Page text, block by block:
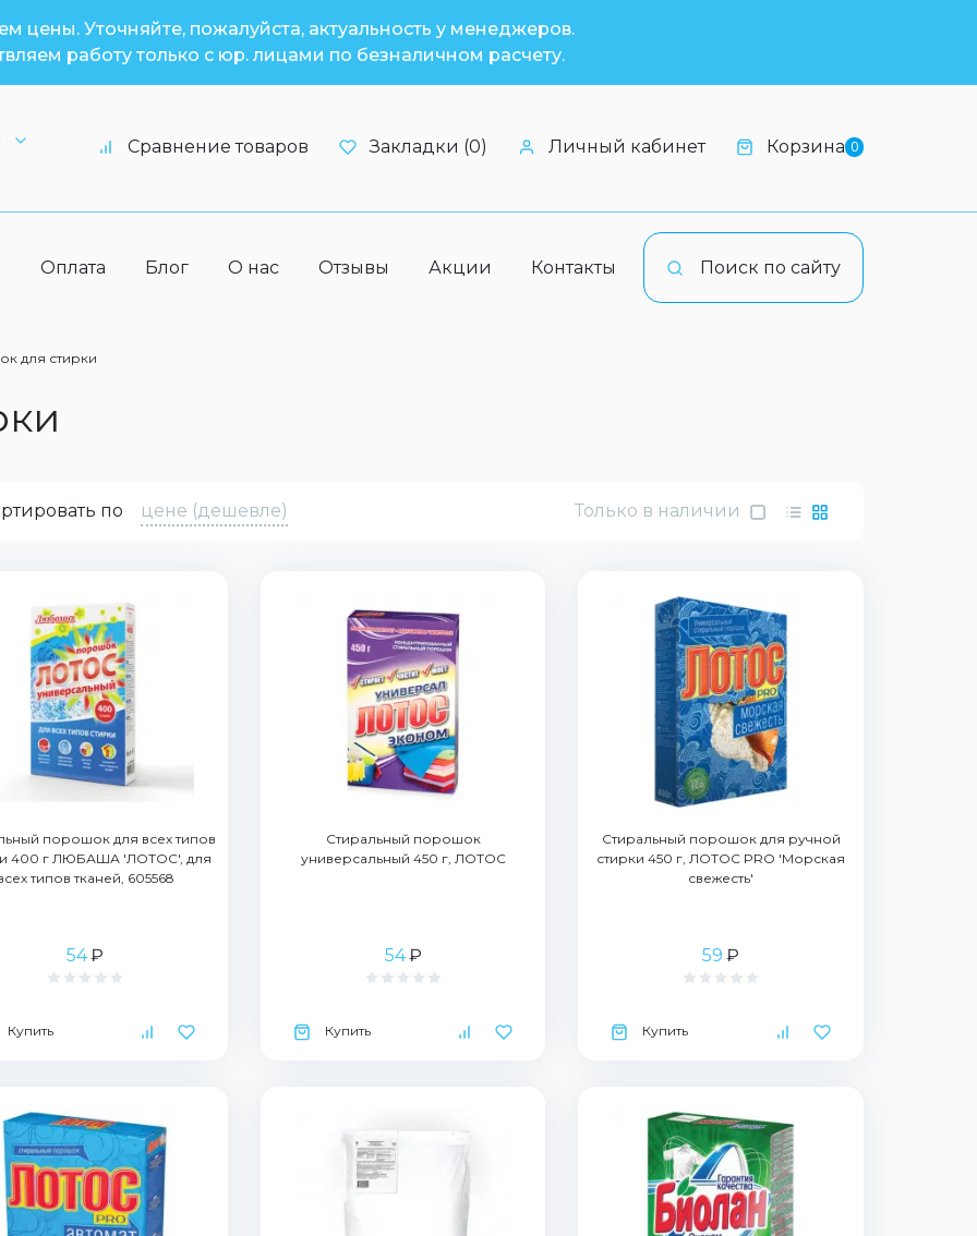
цены. Уточняйте, пожалуйста, актуальность у менеджеров.
работу только с юр. лицами по безналичном расчету.
Сравнение товаров Закладки (0) Личный кабинет Корзина 0
Поиск по сайту
Оплата Блог О нас Отзывы Акции Контакты
для стирки
по цене (дешевле) Только в наличии
порошок для всех типов
400 г ЛЮБАША 'ЛОТОС', для
типов тканей, 605568
54₽
Купить
Стиральный порошок
универсальный 450 г, ЛОТОС
54₽
Купить
Стиральный порошок для ручной
стирки 450 г, ЛОТОС PRO 'Морская
свежесть'
59 ₽
Купить